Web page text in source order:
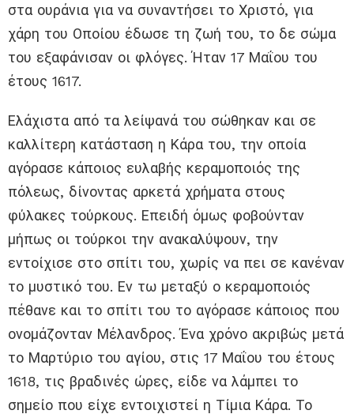
στα ουράνια για να συναντήσει το Χριστό, για
χάρη του Οποίου έδωσε τη ζωή του, το δε σώμα
του εξαφάνισαν οι φλόγες. Ήταν 17 Μαΐου του
έτους 1617.
Ελάχιστα από τα λείψανά του σώθηκαν και σε
καλλίτερη κατάσταση η Κάρα του, την οποία
αγόρασε κάποιος ευλαβής κεραμοποιός της
πόλεως, δίνοντας αρκετά χρήματα στους
φύλακες τούρκους. Επειδή όμως φοβούνταν
μήπως οι τούρκοι την ανακαλύψουν, την
εντοίχισε στο σπίτι του, χωρίς να πει σε κανέναν
το μυστικό του. Εν τω μεταξύ ο κεραμοποιός
πέθανε και το σπίτι του το αγόρασε κάποιος που
ονομάζονταν Μέλανδρος. Ένα χρόνο ακριβώς μετά
το Μαρτύριο του αγίου, στις 17 Μαΐου του έτους
1618, τις βραδινές ώρες, είδε να λάμπει το
σημείο που είχε εντοιχιστεί η Τίμια Κάρα. Το